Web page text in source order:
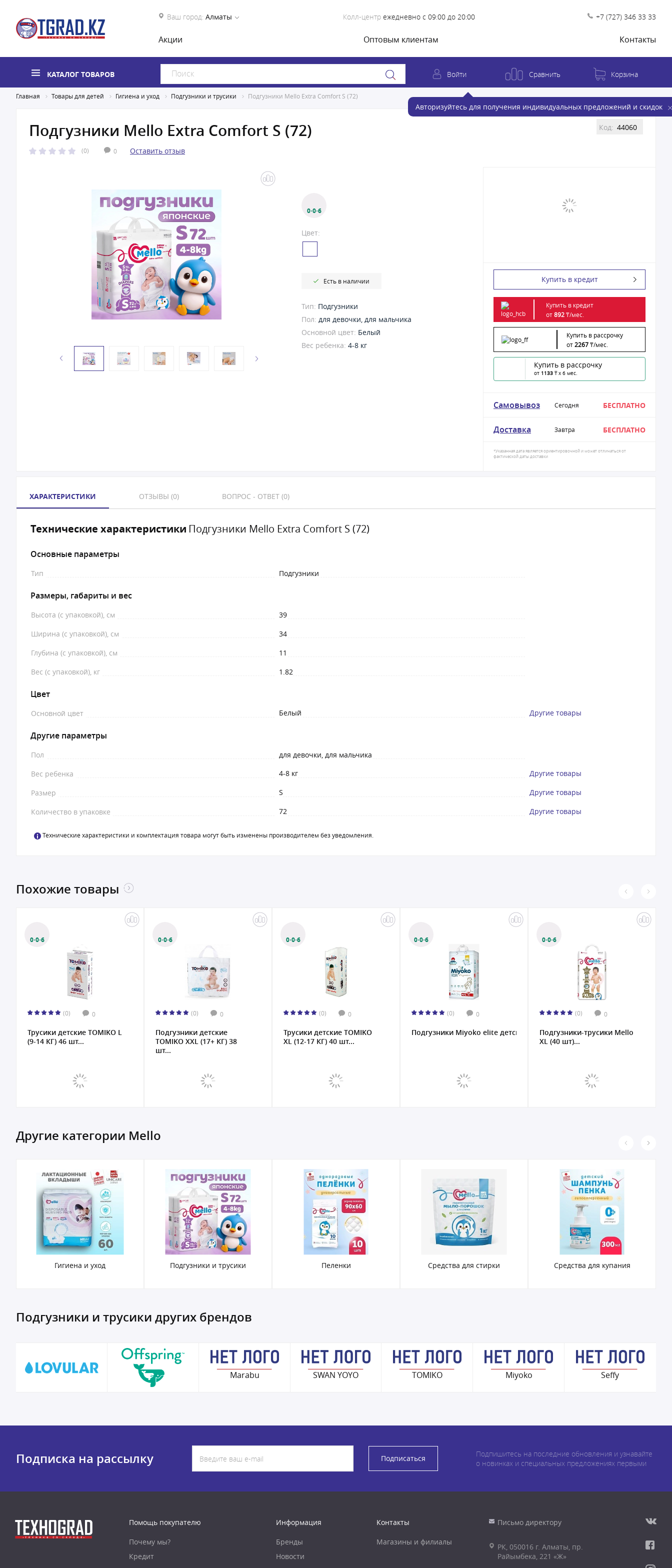
Ваш город: Алматы Колл-центр ежедневно с 09:00 до 20:00 +7 (727) 346 33 33
Акции Оптовым клиентам Контакты
КАТАЛОГ ТОВАРОВ Войти
Авторизуйтесь для получения индивидуальных предложений и скидок
Сравнить Корзина
Главная Товары для детей Гигиена и уход Подгузники и трусики Подгузники Mello Extra Comfort S (72)
Подгузники Mello Extra Comfort S (72)
(0) 0 Оставить отзыв
Код: 44060
0·0·6
Цвет:
Есть в наличии
Тип: Подгузники
Пол: для девочки, для мальчика
Основной цвет: Белый
Вес ребенка: 4-8 кг
Купить в кредит
Купить в кредит
от892₸/мес.
Купить в рассрочку
от2267₸/мес.
Купить в рассрочку
от 1133 ₸ x 6 мес.
Самовывоз Сегодня БЕСПЛАТНО
Доставка Завтра БЕСПЛАТНО
*Указанная дата является ориентировочной и может отличаться от
фактической даты доставки
ХАРАКТЕРИСТИКИ ОТЗЫВЫ (0) ВОПРОС - ОТВЕТ (0)
Технические характеристики Подгузники Mello Extra Comfort S (72)
Основные параметры
Тип Подгузники
Размеры, габариты и вес
Высота (с упаковкой), см
39
Ширина (с упаковкой), см
34
Глубина (с упаковкой), см
11
Вес (с упаковкой), кг
1.82
Цвет
Основной цвет Белый Другие товары
Другие параметры
Пол
для девочки, для мальчика
Вес ребенка
4-8 кг Другие товары
Размер S Другие товары
Количество в упаковке 72 Другие товары
Технические характеристики и комплектация товара могут быть изменены производителем без уведомления.
Похожие товары
0·0·6
(0) 0
Трусики детские TOMIKO L
(9-14 КГ) 46 шт...
0·0·6
(0) 0
Подгузники детские
TOMIKO XХL (17+ КГ) 38
шт...
0·0·6
(0) 0
Трусики детские TOMIKO
XL (12-17 КГ) 40 шт...
0·0·6
(0) 0
Подгузники Miyoko elite детские L/4, 52 шт....
0·0·6
(0) 0
Подгузники-трусики Mello
XL (40 шт)...
Другие категории Mello
Гигиена и уход Подгузники и трусики Пеленки Средства для стирки Средства для купания
Подгузники и трусики других брендов
Marabu SWAN YOYO TOMIKO Miyoko Seffy
Подписка на рассылку Подписаться
Подпишитесь на последние обновления и узнавайте
о новинках и специальных предложениях первыми
Помощь покупателю
Почему мы?
Кредит
Информация
Бренды
Новости
Контакты
Магазины и филиалы
Письмо директору
РК, 050016 г. Алматы, пр.
Райымбека, 221 «Ж»